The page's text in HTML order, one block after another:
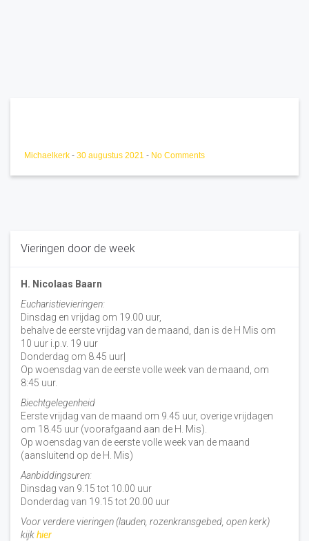
Michaelkerk - 30 augustus 2021 - No Comments
Vieringen door de week
H. Nicolaas Baarn
Eucharistievieringen:
Dinsdag en vrijdag om 19.00 uur,
behalve de eerste vrijdag van de maand, dan is de H Mis om
10 uur i.p.v. 19 uur
Donderdag om 8.45 uur|
Op woensdag van de eerste volle week van de maand, om
8:45 uur.
Biechtgelegenheid
Eerste vrijdag van de maand om 9.45 uur, overige vrijdagen
om 18.45 uur (voorafgaand aan de H. Mis).
Op woensdag van de eerste volle week van de maand
(aansluitend op de H. Mis)
Aanbiddingsuren:
Dinsdag van 9.15 tot 10.00 uur
Donderdag van 19.15 tot 20.00 uur
Voor verdere vieringen (lauden, rozenkransgebed, open kerk)
kijkhier